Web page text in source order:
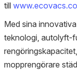
till
Med sina
teknologi, autolyft-
mopprengörare